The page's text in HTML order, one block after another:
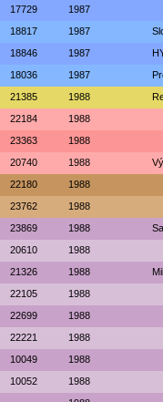
17729 1987
18817 1987
18846 1987
18036 1987
21385 1988
22184 1988
23363 1988
20740 1988
22180 1988
23762 1988
23869 1988
20610 1988
21326 1988
22105 1988
22699 1988
22221 1988
10049 1988
10052 1988